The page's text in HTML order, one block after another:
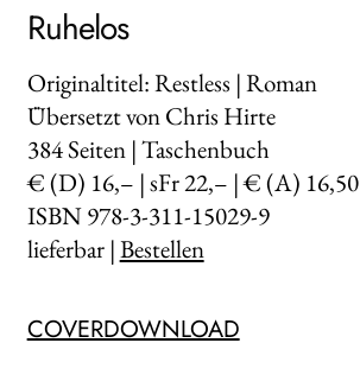
Ruhelos
Originaltitel: Restless | Roman
Übersetzt von Chris Hirte
384Seiten | Taschenbuch
€ (D) 16,– | sFr 22,– | € (A) 16,50
ISBN 978-3-311-15029-9
lieferbar |Bestellen
COVERDOWNLOAD